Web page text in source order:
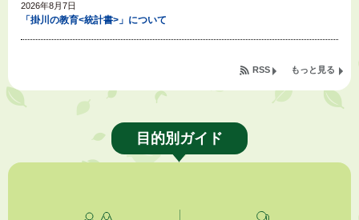
2026年8月7日
「掛川の教育<統計書>」について
令和８年度公民館等（大東北公民館、大須賀中央公民館）講座のお知らせ
熱中症対策「クーリングシェルター」の設置について
もっと見る
RSS
目的別ガイド